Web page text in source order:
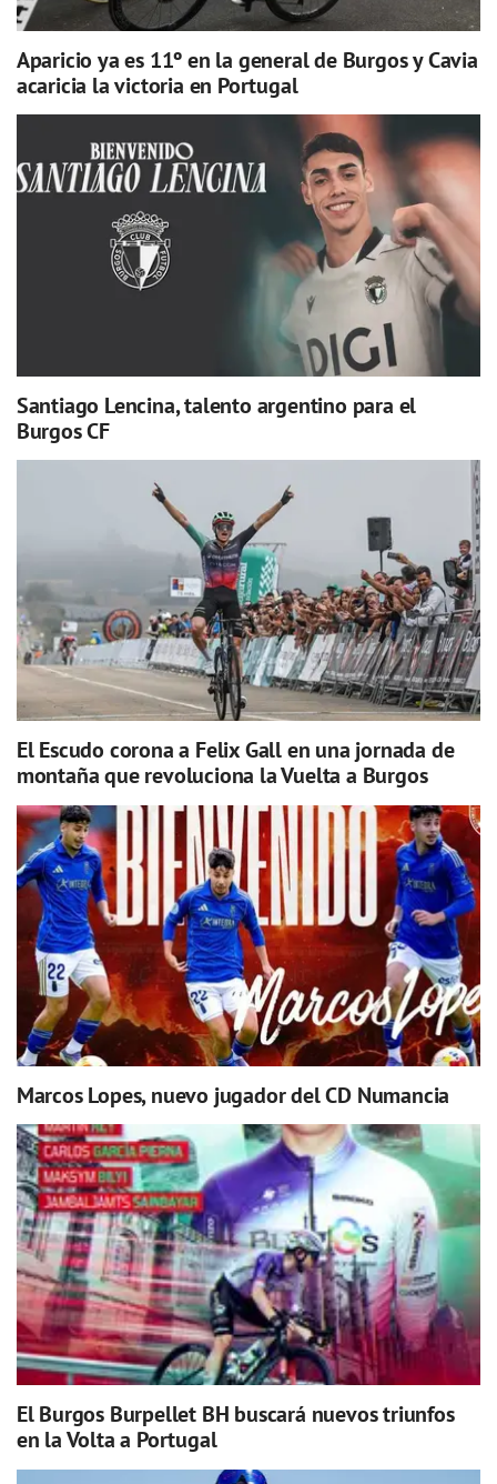
Aparicio ya es 11º en la general de Burgos y Cavia
acaricia la victoria en Portugal
Santiago Lencina, talento argentino para el
Burgos CF
El Escudo corona a Felix Gall en una jornada de
montaña que revoluciona la Vuelta a Burgos
Marcos Lopes, nuevo jugador del CD Numancia
El Burgos Burpellet BH buscará nuevos triunfos
en la Volta a Portugal